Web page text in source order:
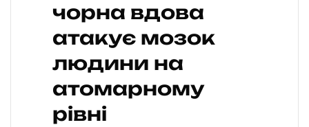
чорна вдова
атакує мозок
людини на
атомарному
рівні